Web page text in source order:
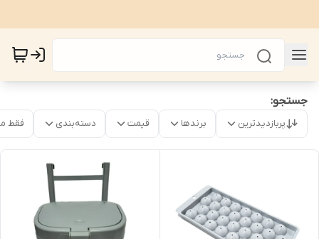
جستجو:
پربازدیدترین برندها قیمت دسته‌بندی فقط